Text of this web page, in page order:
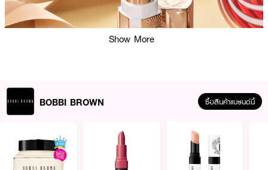
ผลลัพธ์ที่ได้:
Show More
BOBBI BROWN ซื้อสินค้าแบรนด์นี้